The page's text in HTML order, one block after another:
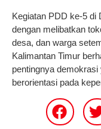
Kegiatan PDD ke-5 di
dengan melibatkan
desa, dan warga
Kalimantan Timur
pentingnya
berorientasi pada